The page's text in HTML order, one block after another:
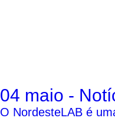
04 maio -
O NordesteLAB é